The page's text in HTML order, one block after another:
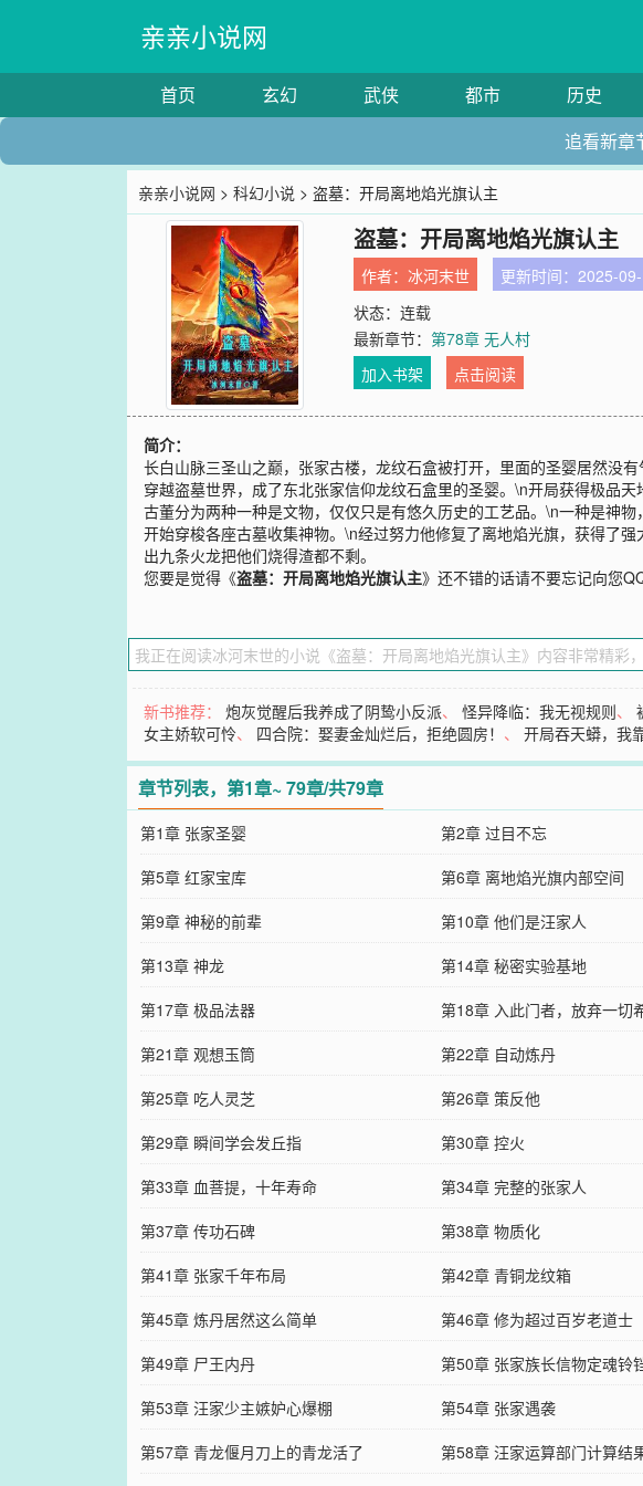
亲亲小说网
首页 玄幻 武侠 都市 历史
追看新章
亲亲小说网 >科幻小说 > 盗墓：开局离地焰光旗认主
盗墓：开局离地焰光旗认主
作者：冰河末世 更新时间：2025-
状态：连载
最新章节：第78章 无人村
加入书架
点击阅读
简介：
长白山脉三圣山之巅，张家古楼，龙纹石盒被打开，里面的圣婴居然
穿越盗墓世界，成了东北张家信仰龙纹石盒里的圣婴。\n开局获得极品
古董分为两种一种是文物，仅仅只是有悠久历史的工艺品。\n一种是神
开始穿梭各座古墓收集神物。\n经过努力他修复了离地焰光旗，获得了
出九条火龙把他们烧得渣都不剩。
您要是觉得《盗墓：开局离地焰光旗认主》还不错的话请不要忘记向您
新书推荐：炮灰觉醒后我养成了阴鸷小反派、怪异降临：我无视规则、
女主娇软可怜、 四合院：娶妻金灿烂后，拒绝圆房！ 、开局吞天蟒，我
章节列表，第1章~ 79章/共79章
第1章 张家圣婴 第2章 过目不忘
第5章 红家宝库
第6章 离地焰光旗内部空间
第9章 神秘的前辈
第10章 他们是汪家人
第13章 神龙
第14章 秘密实验基地
第17章 极品法器
第18章 入此门者，放弃一切
第21章 观想玉筒
第22章 自动炼丹
第25章 吃人灵芝
第26章 策反他
第29章 瞬间学会发丘指
第30章 控火
第33章 血菩提，十年寿命
第34章 完整的张家人
第37章 传功石碑
第38章 物质化
第41章 张家千年布局
第42章 青铜龙纹箱
第45章 炼丹居然这么简单
第46章 修为超过百岁老道士
第49章 尸王内丹
第50章 张家族长信物定魂铃
第53章 汪家少主嫉妒心爆棚
第54章 张家遇袭
第57章 青龙偃月刀上的青龙活了
第58章 汪家运算部门计算结